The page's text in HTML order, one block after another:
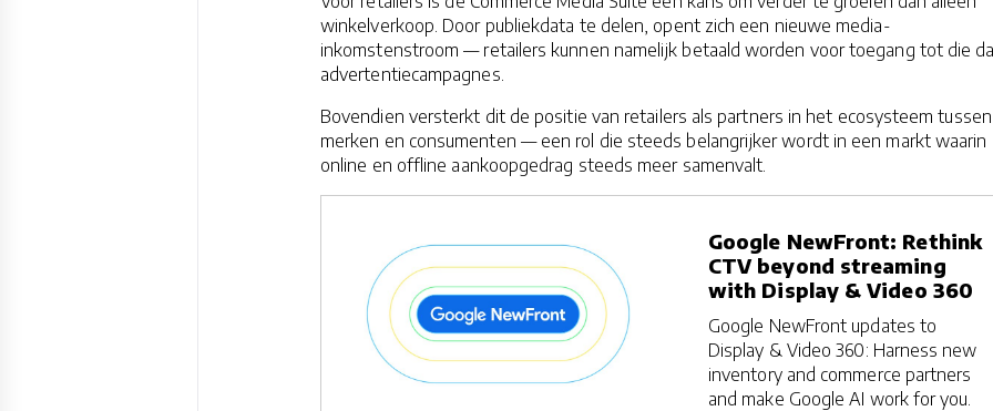
winkelverkoop. Door publiekdata te delen, opent zich een nieuwe media-
inkomstenstroom — retailers kunnen namelijk betaald worden voor toegang tot die
advertentiecampagnes.
Bovendien versterkt dit de positie van retailers als partners in het ecosysteem tussen
merken en consumenten — een rol die steeds belangrijker wordt in een markt waarin
online en offline aankoopgedrag steeds meer samenvalt.
Google NewFront: Rethink
CTV beyond streaming
with Display & Video 360
Google NewFront updates to
Display & Video 360: Harness new
inventory and commerce partners
and make Google AI work for you.